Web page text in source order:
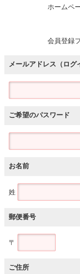
ホームペ
会員登録
メールアドレス（ログ
ご希望のパスワード
お名前
姓
郵便番号
〒
ご住所